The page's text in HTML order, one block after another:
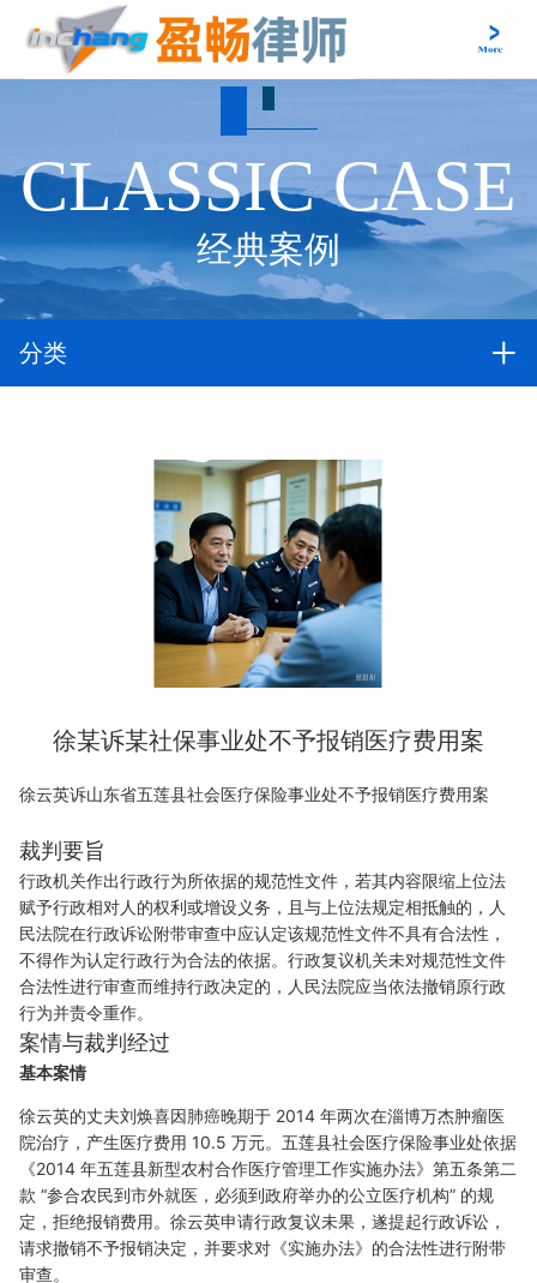
CLASSIC CASE
经典案例
分类
徐某诉某社保事业处不予报销医疗费用案
徐云英诉山东省五莲县社会医疗保险事业处不予报销医疗费用案
裁判要旨
行政机关作出行政行为所依据的规范性文件，若其内容限缩上位法
赋予行政相对人的权利或增设义务，且与上位法规定相抵触的，人
民法院在行政诉讼附带审查中应认定该规范性文件不具有合法性，
不得作为认定行政行为合法的依据。行政复议机关未对规范性文件
合法性进行审查而维持行政决定的，人民法院应当依法撤销原行政
行为并责令重作。
案情与裁判经过
基本案情
徐云英的丈夫刘焕喜因肺癌晚期于 2014 年两次在淄博万杰肿瘤医
院治疗，产生医疗费用 10.5 万元。五莲县社会医疗保险事业处依据
《2014 年五莲县新型农村合作医疗管理工作实施办法》第五条第二
款 “参合农民到市外就医，必须到政府举办的公立医疗机构” 的规
定，拒绝报销费用。徐云英申请行政复议未果，遂提起行政诉讼，
请求撤销不予报销决定，并要求对《实施办法》的合法性进行附带
审查。